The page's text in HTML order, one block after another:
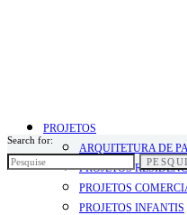
PROJETOS
ARQUITETURA DE
PROJETOS
PROJETOS
PROJETOS INFANTIS
Search for: